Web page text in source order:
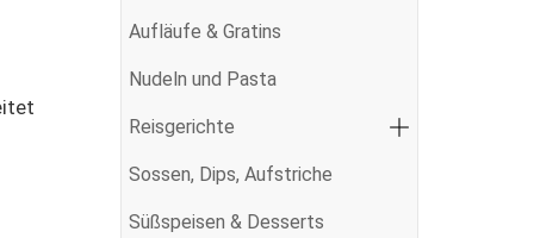
Aufläufe & Gratins
Nudeln und Pasta
Reisgerichte
Sossen, Dips, Aufstriche
Süßspeisen & Desserts